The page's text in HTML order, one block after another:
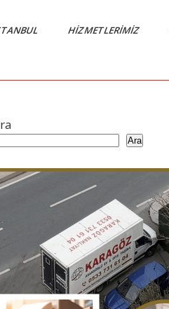
HIZMETLERIMIZ
Ara